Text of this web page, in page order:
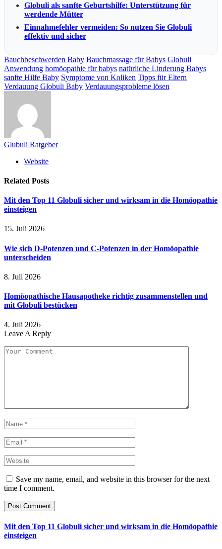
Globuli als sanfte Geburtshilfe: Unterstützung für
werdende Mütter
Einnahmefehler vermeiden: So nutzen Sie Globuli
effektiv und sicher
Bauchbeschwerden Baby Bauchmassage für Babys Globuli
Anwendung homöopathie für babys natürliche Linderung Babys
sanfte Hilfe Baby Symptome von Koliken Tipps für Eltern
Verdauung Globuli Baby Verdauungsprobleme lösen
Glubuli Ratgeber
Website
Related Posts
Mit den Top 11 Globuli sicher und wirksam in die Homöopathie
einsteigen
15. Juli 2026
Wie sich D-Potenzen und C-Potenzen in der Homöopathie
unterscheiden
8. Juli 2026
Homöopathische Hausapotheke richtig zusammenstellen und
mit Globuli bestücken
4. Juli 2026
Leave A Reply
Save my name, email, and website in this browser for the next
time I comment.
Mit den Top 11 Globuli sicher und wirksam in die Homöopathie
einsteigen